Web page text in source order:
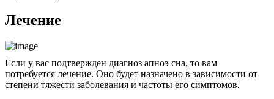
Лечение
Если у вас подтвержден диагноз апноэ сна, то вам
потребуется лечение. Оно будет назначено в зависимости от
степени тяжести заболевания и частоты его симптомов.